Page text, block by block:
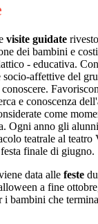
visite guidate
dei bambini e
- educativa.
affettive del
e conoscenza
come
Ogni anno gli
teatrale al
finale di giugno.
data alle feste
a fine
i bambini che